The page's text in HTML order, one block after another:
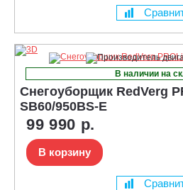
В наличии на
Снегоуборщик RedVerg
SB60/950BS-E
99 990 р.
В корзину